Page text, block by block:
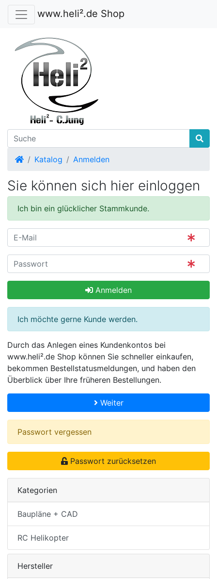
www.heli².de Shop
Startseite
Katalog Anmelden
Sie können sich hier einloggen
Ich bin ein glücklicher Stammkunde.
Anmelden
Ich möchte gerne Kunde werden.
Durch das Anlegen eines Kundenkontos bei
www.heli².de Shop können Sie schneller einkaufen,
bekommen Bestellstatusmeldungen, und haben den
Überblick über Ihre früheren Bestellungen.
Weiter
Passwort vergessen
Passwort zurücksetzen
Kategorien
Baupläne + CAD
RC Helikopter
Hersteller